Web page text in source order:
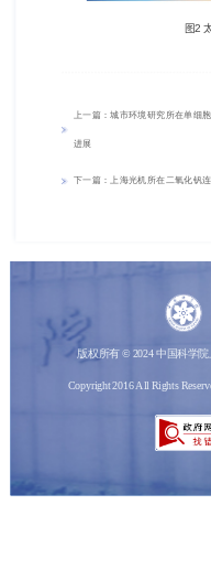
图2
上一篇：城市环境研究所在单细
进展
下一篇：上海光机所在二氧化钒
版权所有 © 2024 中国科学
Copyright 2016 All Rights